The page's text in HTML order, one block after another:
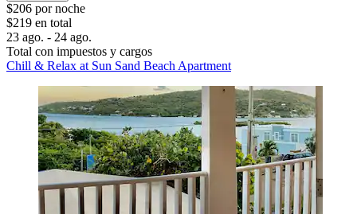
$206 por noche
$219 en total
23 ago. - 24 ago.
Total con impuestos y cargos
Chill & Relax at Sun Sand Beach Apartment